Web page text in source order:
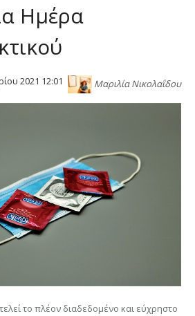
Ημέρα
Μαριλία Νικολαΐδου
2021 12:01
το πλέον διαδεδομένο και εύχρηστο